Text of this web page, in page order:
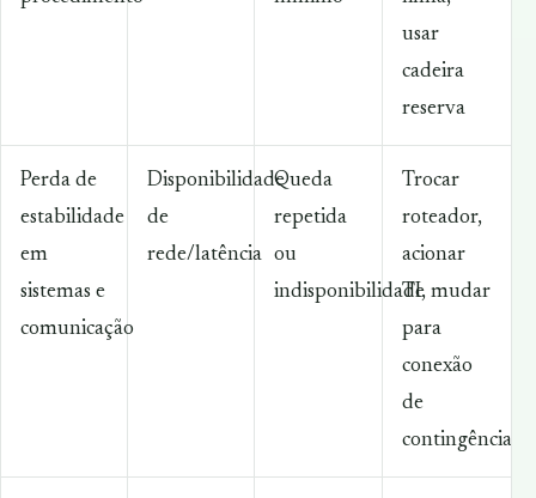
usar
cadeira
reserva
Perda de
estabilidade
em
sistemas e
comunicação
Disponibilidade
de
rede/latência
Queda
repetida
ou
indisponibilidade
Trocar
roteador,
acionar
TI, mudar
para
conexão
de
contingência